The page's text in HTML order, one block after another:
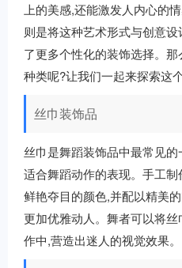
上的美感,还能激发人内心的
则是将这种艺术形式与创意
了更多个性化的装饰选择。那
种类呢?让我们一起来探索这
丝巾装饰品
丝巾是舞蹈装饰品中最常见
适合舞蹈动作的表现。手工
鲜艳夺目的颜色,并配以精美
更加优雅动人。舞者可以将
作中,营造出迷人的视觉效果。